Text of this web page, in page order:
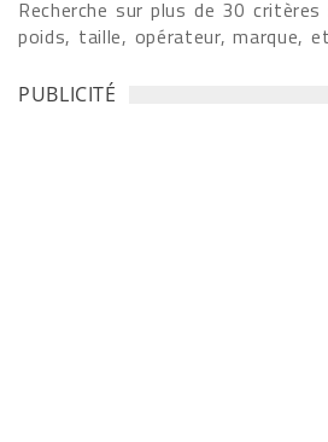
Recherche sur plus de 30
poids, taille, opérateur, marque,
PUBLICITÉ